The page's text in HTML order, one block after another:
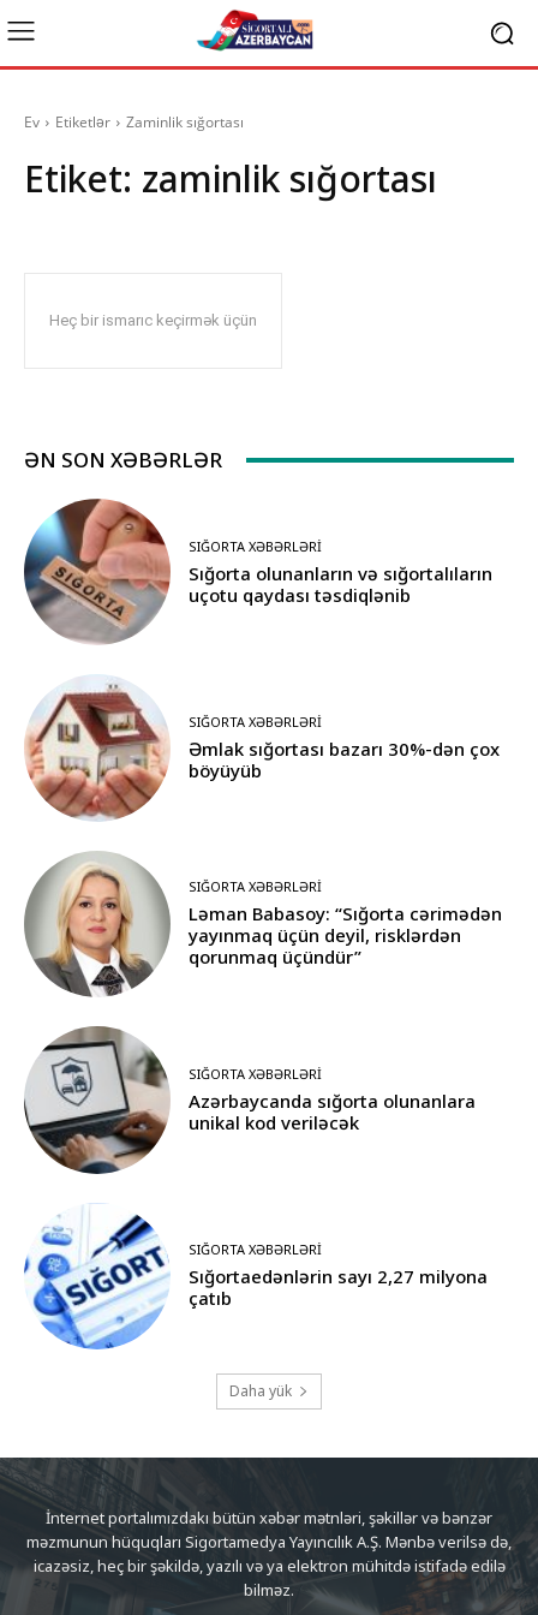
Ev Etiketlər Zaminlik sığortası
Etiket: zaminlik sığortası
Heç bir ismarıc keçirmək üçün
ƏN SON XƏBƏRLƏR
SIĞORTA XƏBƏRLƏRI
Sığorta olunanların və sığortalıların
uçotu qaydası təsdiqlənib
SIĞORTA XƏBƏRLƏRI
Əmlak sığortası bazarı 30%-dən çox
böyüyüb
SIĞORTA XƏBƏRLƏRI
Ləman Babasoy: “Sığorta cərimədən
yayınmaq üçün deyil, risklərdən
qorunmaq üçündür”
SIĞORTA XƏBƏRLƏRI
Azərbaycanda sığorta olunanlara
unikal kod veriləcək
SIĞORTA XƏBƏRLƏRI
Sığortaedənlərin sayı 2,27 milyona
çatıb
Daha yük
İnternet portalımızdakı bütün xəbər mətnləri, şəkillər və bənzər
məzmunun hüquqları Sigortamedya Yayıncılık A.Ş. Mənbə verilsə də,
icazəsiz, heç bir şəkildə, yazılı və ya elektron mühitdə istifadə edilə
bilməz.